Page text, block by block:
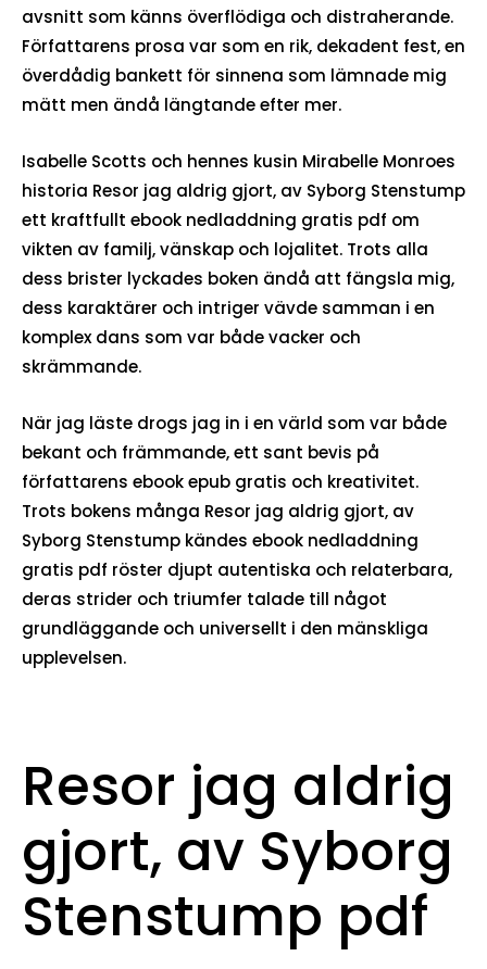
avsnitt som känns överflödiga och distraherande.
Författarens prosa var som en rik, dekadent fest, en
överdådig bankett för sinnena som lämnade mig
mätt men ändå längtande efter mer.
Isabelle Scotts och hennes kusin Mirabelle Monroes
historia Resor jag aldrig gjort, av Syborg Stenstump
ett kraftfullt ebook nedladdning gratis pdf om
vikten av familj, vänskap och lojalitet. Trots alla
dess brister lyckades boken ändå att fängsla mig,
dess karaktärer och intriger vävde samman i en
komplex dans som var både vacker och
skrämmande.
När jag läste drogs jag in i en värld som var både
bekant och främmande, ett sant bevis på
författarens ebook epub gratis och kreativitet.
Trots bokens många Resor jag aldrig gjort, av
Syborg Stenstump kändes ebook nedladdning
gratis pdf röster djupt autentiska och relaterbara,
deras strider och triumfer talade till något
grundläggande och universellt i den mänskliga
upplevelsen.
Resor jag aldrig
gjort, av Syborg
Stenstump pdf